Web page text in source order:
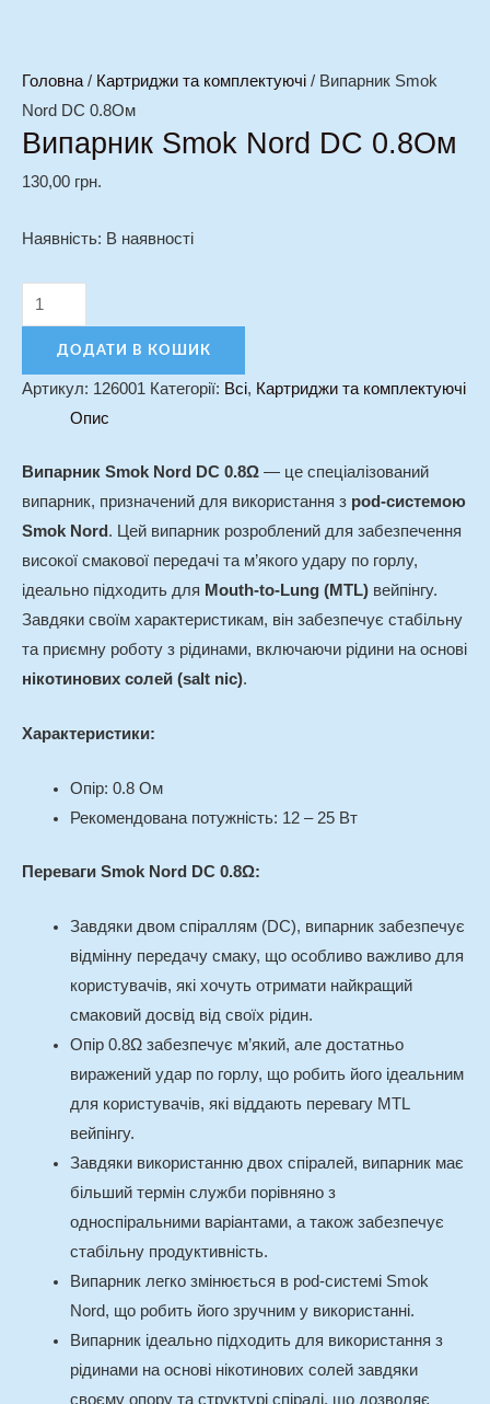
Головна/ Картриджи та комплектуючі / Випарник Smok
Nord DC 0.8Ом
Випарник Smok Nord DC 0.8Ом
130,00 грн.
Наявність: В наявності
ДОДАТИ В КОШИК
Артикул: 126001 Категорії: Всі, Картриджи та комплектуючі
Опис
Випарник Smok Nord DC 0.8Ω — це спеціалізований
випарник, призначений для використання з pod-системою
Smok Nord. Цей випарник розроблений для забезпечення
високої смакової передачі та м’якого удару по горлу,
ідеально підходить для Mouth-to-Lung (MTL) вейпінгу.
Завдяки своїм характеристикам, він забезпечує стабільну
та приємну роботу з рідинами, включаючи рідини на основі
нікотинових солей (salt nic).
Характеристики:
Опір: 0.8 Ом
Рекомендована потужність: 12 – 25 Вт
Переваги Smok Nord DC 0.8Ω:
Завдяки двом спіраллям (DC), випарник забезпечує
відмінну передачу смаку, що особливо важливо для
користувачів, які хочуть отримати найкращий
смаковий досвід від своїх рідин.
Опір 0.8Ω забезпечує м’який, але достатньо
виражений удар по горлу, що робить його ідеальним
для користувачів, які віддають перевагу MTL
вейпінгу.
Завдяки використанню двох спіралей, випарник має
більший термін служби порівняно з
односпіральними варіантами, а також забезпечує
стабільну продуктивність.
Випарник легко змінюється в pod-системі Smok
Nord, що робить його зручним у використанні.
Випарник ідеально підходить для використання з
рідинами на основі нікотинових солей завдяки
своєму опору та структурі спіралі, що дозволяє